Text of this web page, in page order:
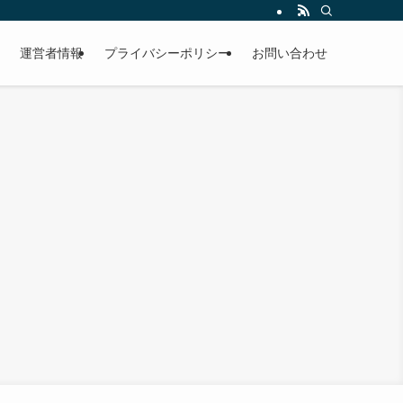
運営者情報 プライバシーポリシー お問い合わせ